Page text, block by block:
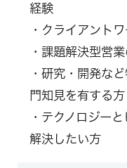
経験
・クライアント
・課題解決型営
・研究・開発な
門知見を有する方
・テクノロジー
解決したい方